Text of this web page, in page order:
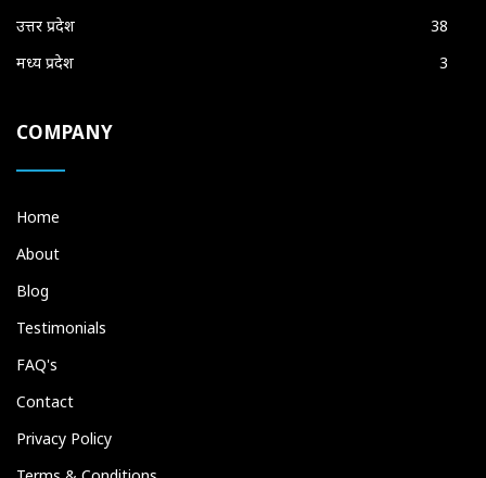
उत्तर प्रदेश
38
मध्य प्रदेश
3
COMPANY
Home
About
Blog
Testimonials
FAQ's
Contact
Privacy Policy